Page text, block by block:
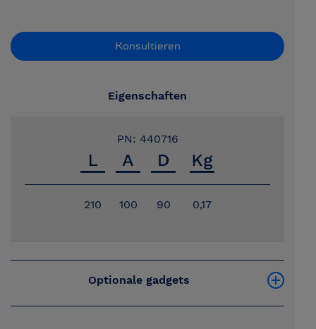
Konsultieren
Eigenschaften
PN: 440716
210 100 90 0,17
Optionale gadgets